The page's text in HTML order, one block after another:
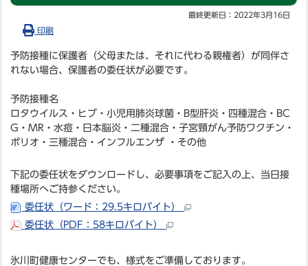
最終更新日： 2022年3月16日
印刷
予防接種に保護者（父母または、それに代わる親権者）が同伴さ
れない場合、保護者の委任状が必要です。
予防接種名
ロタウイルス・ヒブ・小児用肺炎球菌・B型肝炎・四種混合・BC
G・MR・水痘・日本脳炎・二種混合・子宮頸がん予防ワクチン・
ポリオ・三種混合・インフルエンザ ・その他
下記の委任状をダウンロードし、必要事項をご記入の上、当日接
種場所へご持参ください。
委任状（ワード：29.5キロバイト）
委任状（PDF：58キロバイト）
氷川町健康センターでも、様式をご準備しております。